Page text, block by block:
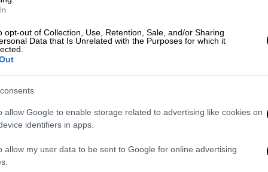
opt-out of Collection, Use, Retention, Sale, and/or Sharing
Data that Is Unrelated with the Purposes for which it
allow Google to enable storage related to advertising like cookies on
identifiers in apps.
allow my user data to be sent to Google for online advertising
για τις βομβιστικές επιθέσεις σε
παμπ το 1974
Πρόκειται για 65χρονο άνδρα ο